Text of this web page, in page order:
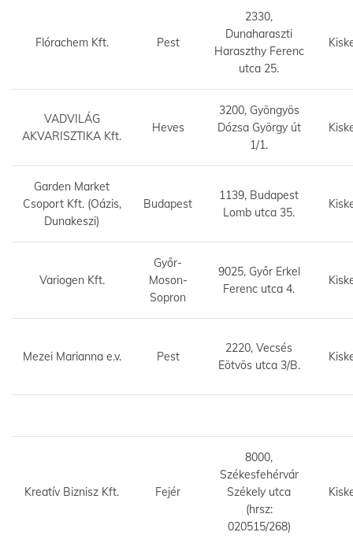
Flórachem Kft. Pest
2330,
Dunaharaszti
Haraszthy Ferenc
utca 25.
VADVILÁG
AKVARISZTIKA Kft.
Heves
3200, Gyöngyös
Dózsa György út
1/1.
Garden Market
Csoport Kft. (Oázis,
Dunakeszi)
Budapest
1139, Budapest
Lomb utca 35.
Variogen Kft.
Győr-
Moson-
Sopron
9025, Győr Erkel
Ferenc utca 4.
Mezei Marianna e.v. Pest
2220, Vecsés
Eötvös utca 3/B.
Kreatív Biznisz Kft. Fejér
8000,
Székesfehérvár
Székely utca
(hrsz:
020515/268)